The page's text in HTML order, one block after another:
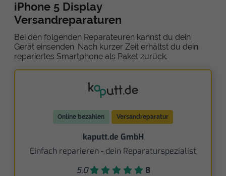
iPhone 5 Display
Versandreparaturen
Bei den folgenden Reparateuren kannst du dein
Gerät einsenden. Nach kurzer Zeit erhältst du dein
repariertes Smartphone als Paket zurück.
Online bezahlen Versandreparatur
kaputt.de GmbH
Einfach reparieren - dein Reparaturspezialist
5,0
8